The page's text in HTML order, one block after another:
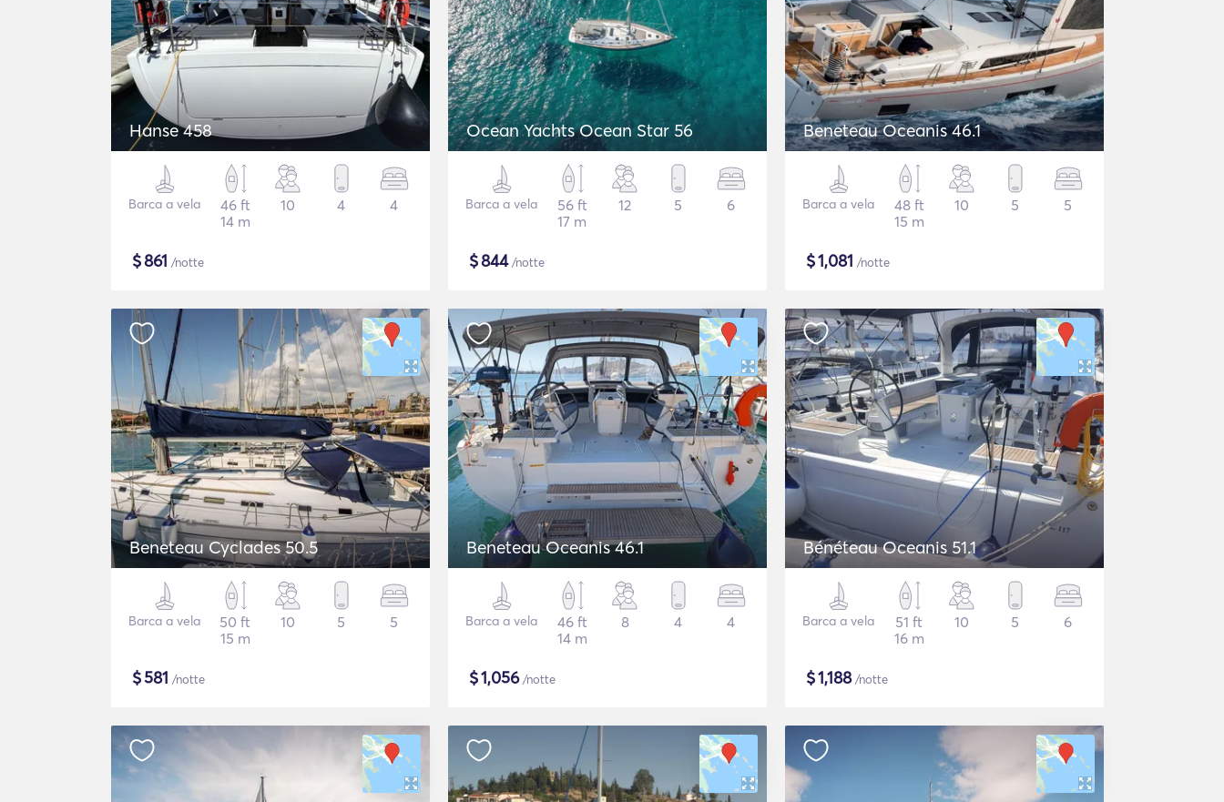
Hanse 458
Barca a vela
46 ft
14 m
10 4 4
$861 /notte
Ocean Yachts Ocean Star 56
Barca a vela
56 ft
17 m
12 5 6
$844/notte
Beneteau Oceanis 46.1
Barca a vela
48 ft
15 m
10 5 5
$1,081 /notte
Beneteau Cyclades 50.5
Barca a vela
50 ft
15 m
10 5 5
$581 /notte
Beneteau Oceanis 46.1
Barca a vela
46 ft
14 m
8 4 4
$1,056/notte
Bénéteau Oceanis 51.1
Barca a vela
51 ft
16 m
10 5 6
$1,188/notte